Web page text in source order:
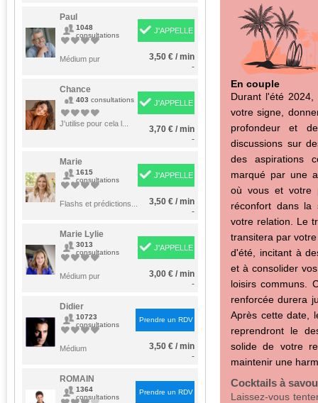
Sagittaire
Paul
1048
consultations
Médium pur
J'APPELLE
3,50 € / min
-
Chance
403 consultations
J'utilise pour cela l...
J'APPELLE
3,70 € / min
-
Marie
1615
consultations
Flashs et prédictions...
J'APPELLE
3,50 € / min
-
Marie Lylie
3013
consultations
Médium pur
J'APPELLE
3,00 € / min
-
Didier
10723
consultations
Médium
Prendre un RDV
3,50 € / min
-
ROMAIN
1364
consultations
Prendre un RDV
En couple
Durant l'été 2024,
votre signe,
profondeur et
discussions sur
des aspirations
marqué par une
où vous et votre
réconfort dans la
votre relation. Le
transitera par
d'été, incitant à
et à consolider
loisirs communs.
renforcée durera
Après cette date,
reprendront le
solide de votre
maintenir une
Cocktails à
Laissez-vous